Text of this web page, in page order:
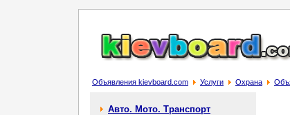
Объявления kievboard.com Услуги Охрана
Авто. Мото. Транспорт